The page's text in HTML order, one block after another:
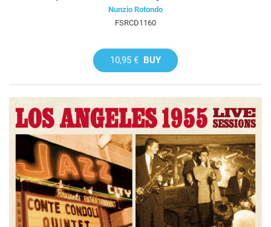
Nunzio Rotondo
FSRCD1160
10,95 € BUY